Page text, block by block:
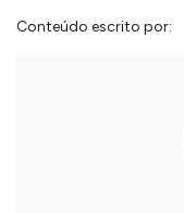
Conteúdo escrito por: